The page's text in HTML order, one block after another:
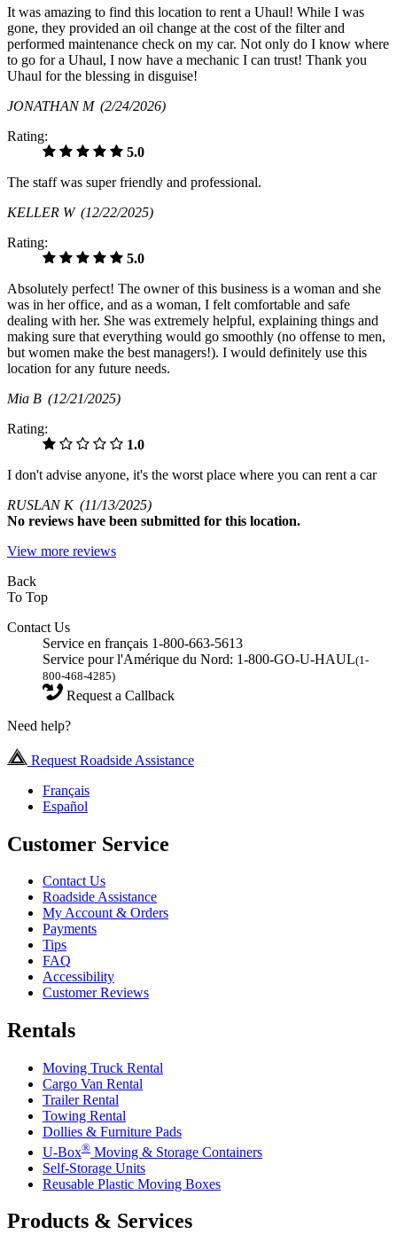
It was amazing to find this location to rent a Uhaul! While I was
gone, they provided an oil change at the cost of the filter and
performed maintenance check on my car. Not only do I know where
to go for a Uhaul, I now have a mechanic I can trust! Thank you
Uhaul for the blessing in disguise!
JONATHAN M (2/24/2026)
Rating:
5.0
The staff was super friendly and professional.
KELLER W (12/22/2025)
Rating:
5.0
Absolutely perfect! The owner of this business is a woman and she
was in her office, and as a woman, I felt comfortable and safe
dealing with her. She was extremely helpful, explaining things and
making sure that everything would go smoothly (no offense to men,
but women make the best managers!). I would definitely use this
location for any future needs.
Mia B (12/21/2025)
Rating:
1.0
I don't advise anyone, it's the worst place where you can rent a car
RUSLAN K (11/13/2025)
No reviews have been submitted for this location.
View more reviews
Back
To Top
Contact Us
Service en français 1-800-663-5613
Service pour l'Amérique du Nord: 1-800-GO-U-HAUL(1-
800-468-4285)
Request a Callback
Need help?
Request Roadside Assistance
Français
Español
Customer Service
Contact Us
Roadside Assistance
My Account & Orders
Payments
Tips
FAQ
Accessibility
Customer Reviews
Rentals
Moving Truck Rental
Cargo Van Rental
Trailer Rental
Towing Rental
Dollies & Furniture Pads
U-Box® Moving & Storage Containers
Self-Storage Units
Reusable Plastic Moving Boxes
Products & Services